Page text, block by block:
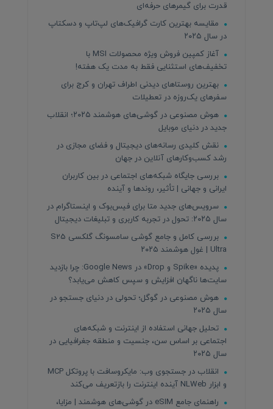
قدرت برای گیمرهای حرفه‌ای
مقایسه بهترین کارت گرافیک‌های لپ‌تاپ و دسکتاپ
در سال ۲۰۲۵
آغاز کمپین فروش ویژه محصولات MSI با
تخفیف‌های استثنایی فقط به مدت یک هفته!
بهترین روستاهای دیدنی اطراف تهران و کرج برای
سفرهای یک‌روزه در تعطیلات
هوش مصنوعی در گوشی‌های هوشمند ۲۰۲۵؛ انقلاب
جدید در دنیای موبایل
نقش کلیدی رسانه‌های دیجیتال و فضای مجازی در
رشد کسب‌وکارهای آنلاین در جهان
بررسی جایگاه شبکه‌های اجتماعی در بین کاربران
ایرانی و جهانی | تأثیر، روندها و آینده
سرویس‌های جدید متا برای فیس‌بوک و اینستاگرام در
سال ۲۰۲۵: تحول در تجربه کاربری و تبلیغات دیجیتال
بررسی کامل و جامع گوشی سامسونگ گلکسی S25
Ultra | غول هوشمند ۲۰۲۵
پدیده «Spike و Drop» در Google News: چرا بازدید
سایت‌ها ناگهان افزایش و سپس کاهش می‌یابد؟
هوش مصنوعی در گوگل؛ تحولی در دنیای جستجو در
سال ۲۰۲۵
تحلیل جهانی استفاده از اینترنت و شبکه‌های
اجتماعی بر اساس سن، جنسیت و منطقه جغرافیایی در
سال ۲۰۲۵
انقلاب در جستجوی وب: مایکروسافت با پروتکل MCP
و ابزار NLWeb آینده اینترنت را بازتعریف می‌کند
راهنمای جامع eSIM در گوشی‌های هوشمند | مزایا،